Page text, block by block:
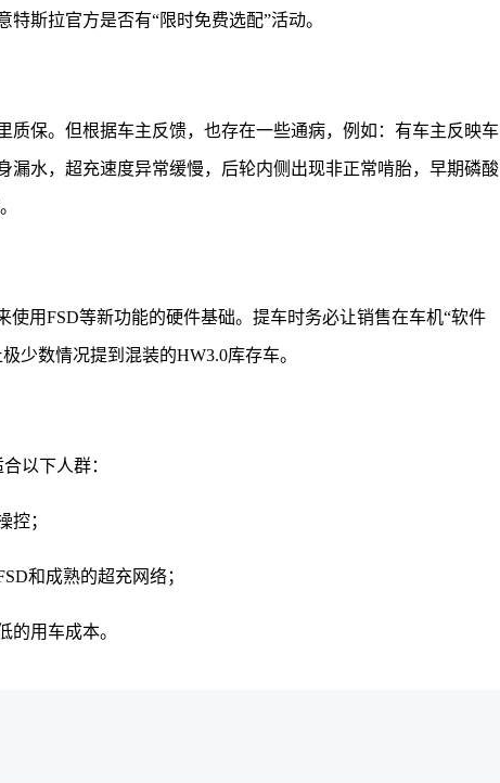
斯拉官方是否有“限时免费选配”活动。
质保。但根据车主反馈，也存在一些通病，例如：有车主反映车
漏水，超充速度异常缓慢，后轮内侧出现非正常啃胎，早期磷酸
使用FSD等新功能的硬件基础。提车时务必让销售在车机“软件
少数情况提到混装的HW3.0库存车。
以下人群：
控；
和成熟的超充网络；
的用车成本。